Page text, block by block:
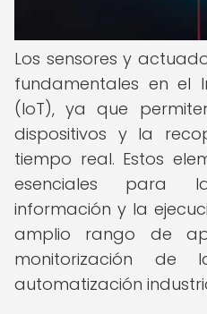
Los sensores y
fundamentales en el
(IoT), ya que
dispositivos y la
tiempo real. Estos
esenciales para
información y la
amplio rango de
monitorización
automatización